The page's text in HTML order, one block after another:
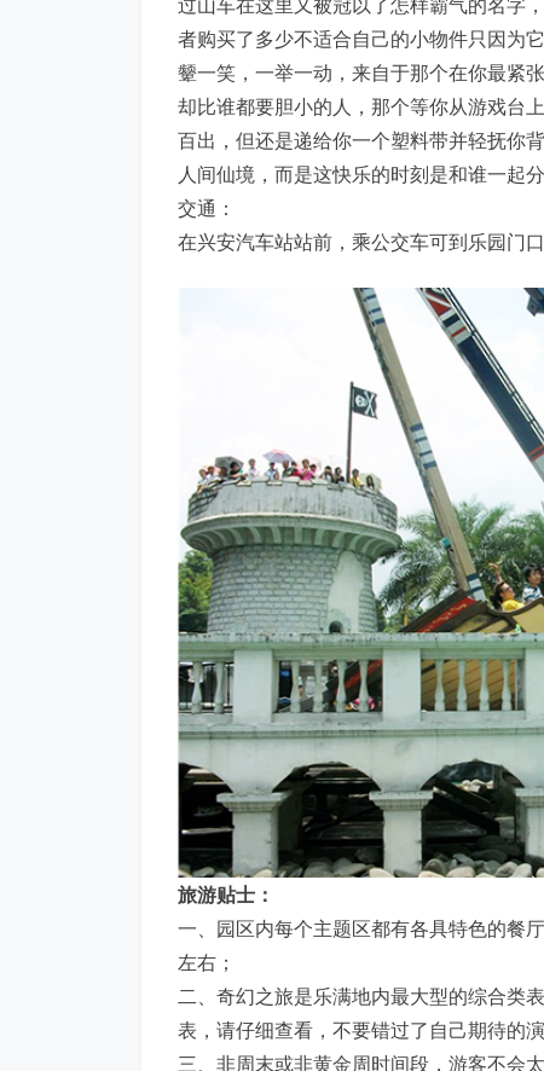
者购买了多少不适合自己的小物件只因为
颦一笑，一举一动，来自于那个在你最紧
却比谁都要胆小的人，那个等你从游戏台
百出，但还是递给你一个塑料带并轻抚你
人间仙境，而是这快乐的时刻是和谁一起分
交通：
在兴安汽车站站前，乘公交车可到乐园门口
旅游贴士：
一、园区内每个主题区都有各具特色的餐
左右；
二、奇幻之旅是乐满地内最大型的综合类
表，请仔细查看，不要错过了自己期待的演
三、非周末或非黄金周时间段，游客不会